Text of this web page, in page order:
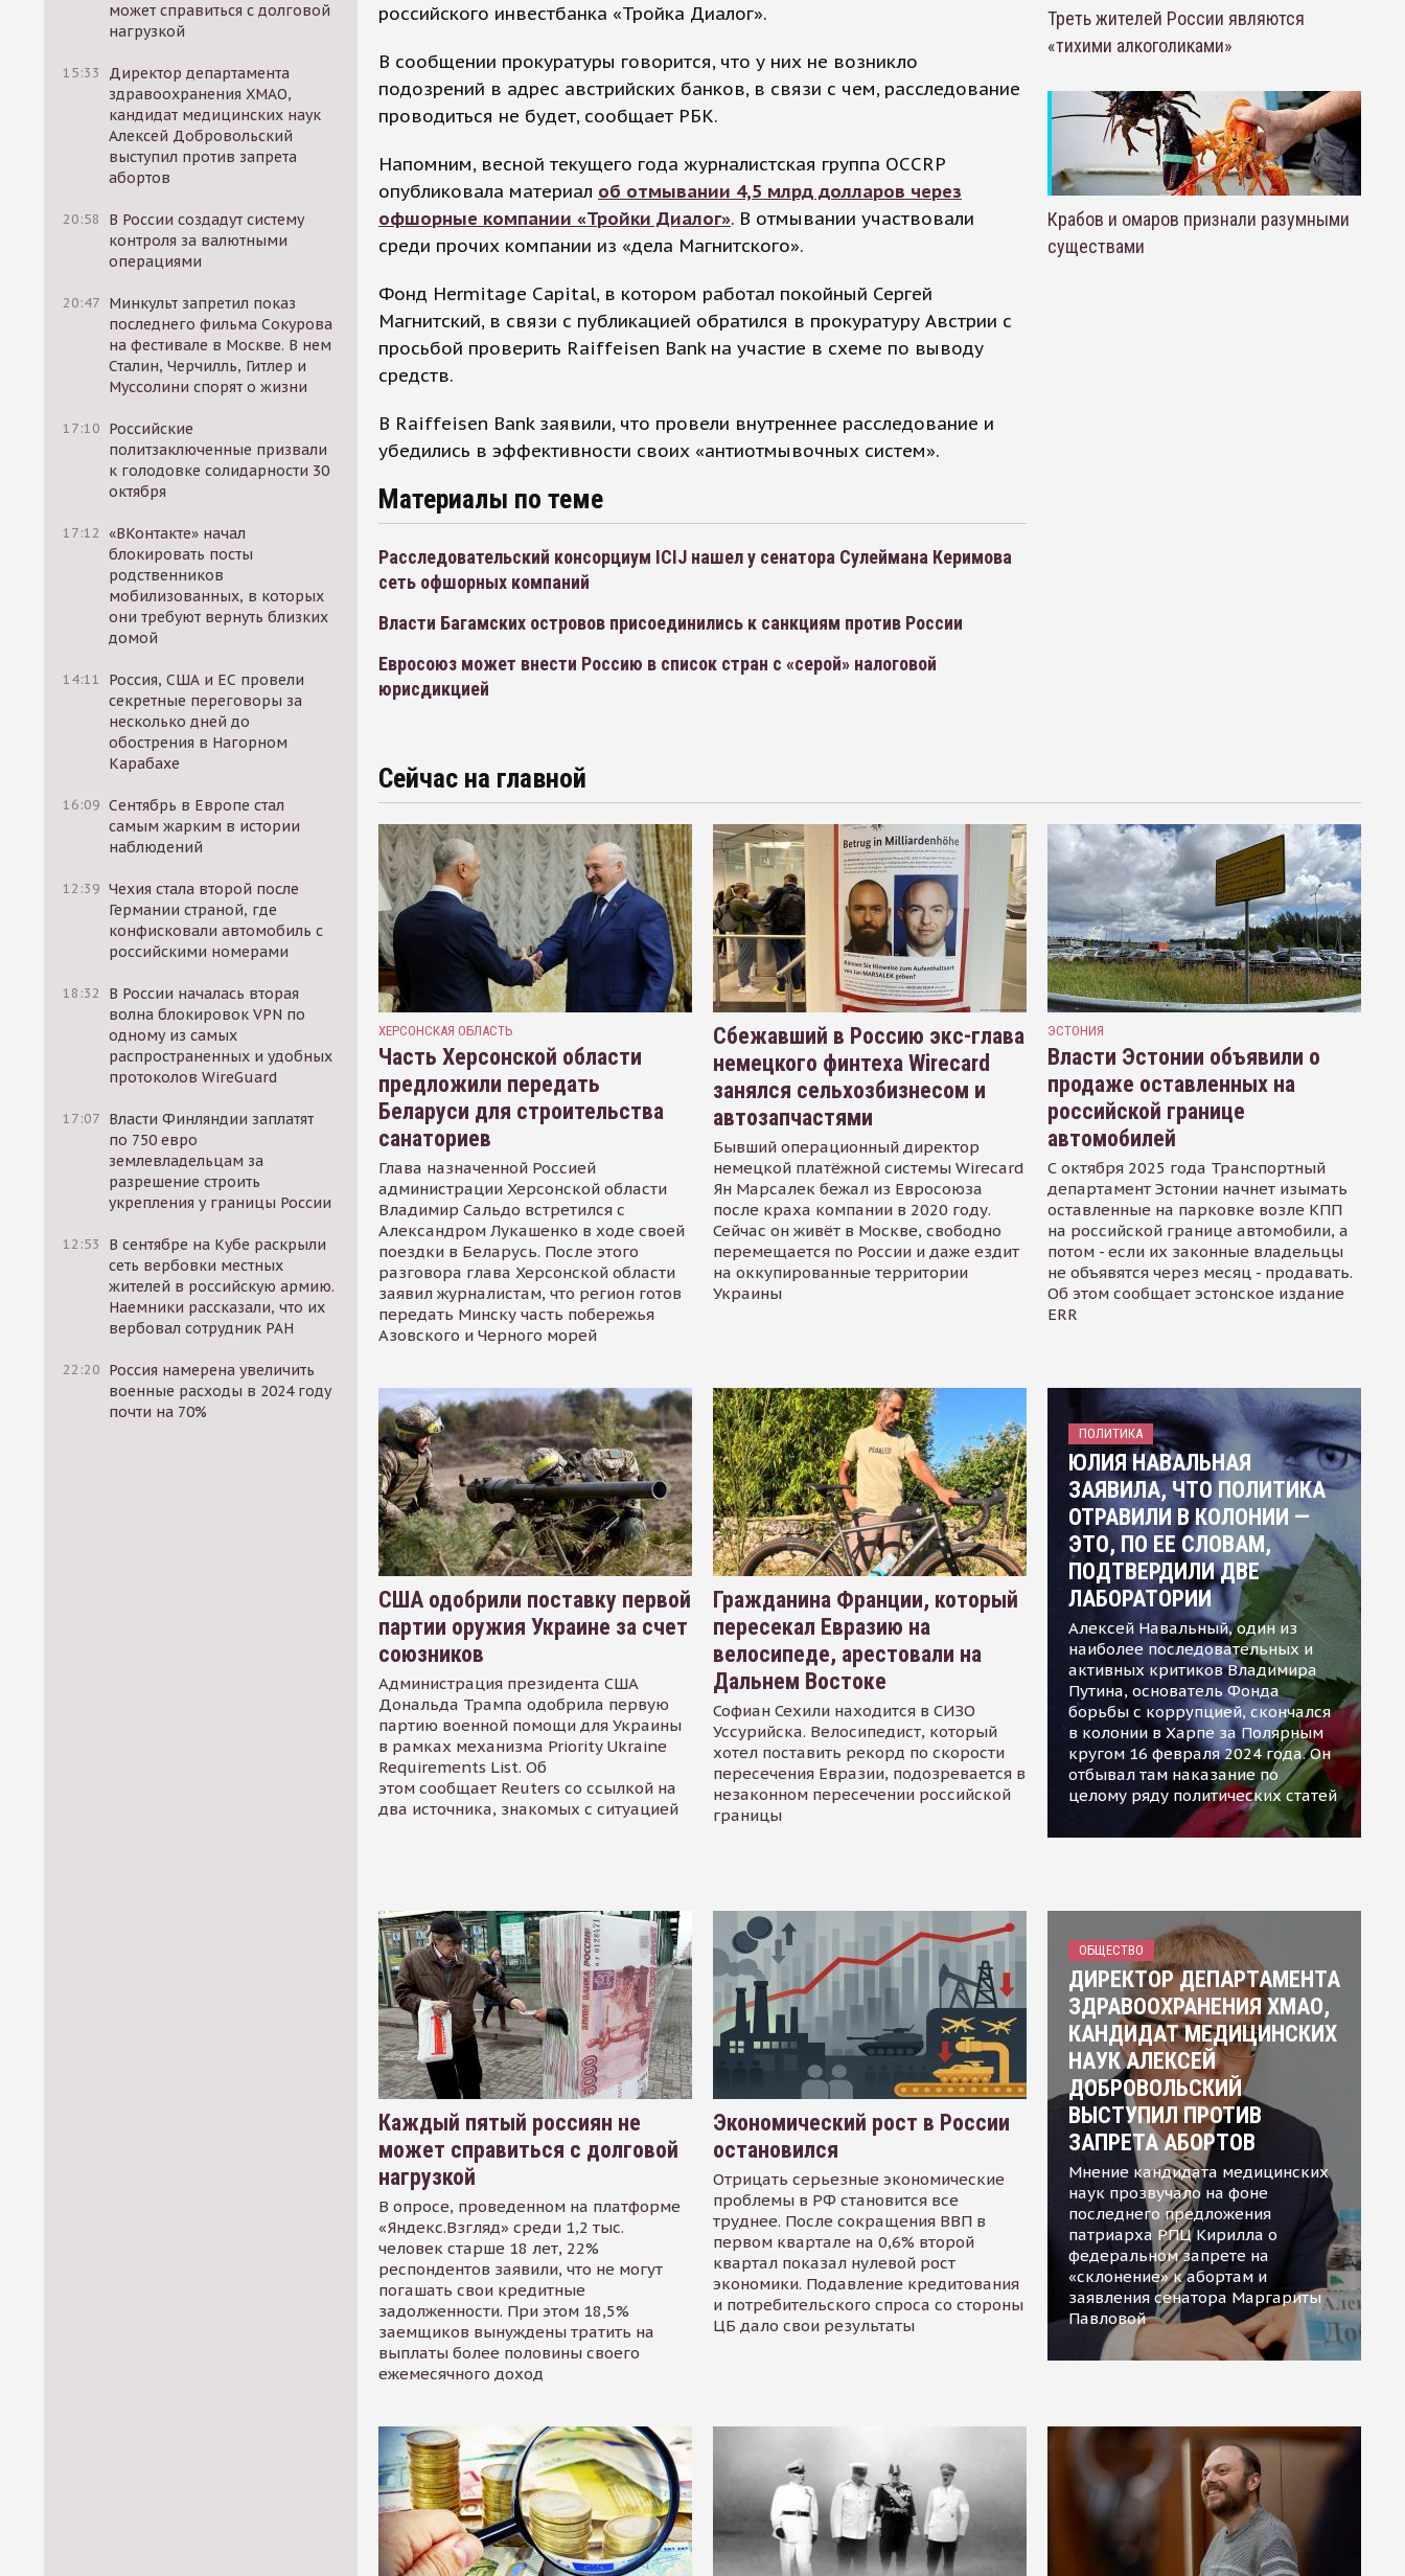
может справиться с долговой
нагрузкой
15:33
Директор департамента
здравоохранения ХМАО,
кандидат медицинских наук
Алексей Добровольский
выступил против запрета
абортов
20:58
В России создадут систему
контроля за валютными
операциями
20:47 Минкульт запретил показ
последнего фильма Сокурова
на фестивале в Москве. В нем
Сталин, Черчилль, Гитлер и
Муссолини спорят о жизни
17:10 Российские
политзаключенные призвали
к голодовке солидарности 30
октября
17:12 «ВКонтакте» начал
блокировать посты
родственников
мобилизованных, в которых
они требуют вернуть близких
домой
14:11
Россия, США и ЕС провели
секретные переговоры за
несколько дней до
обострения в Нагорном
Карабахе
16:09 Сентябрь в Европе стал
самым жарким в истории
наблюдений
12:39 Чехия стала второй после
Германии страной, где
конфисковали автомобиль с
российскими номерами
18:32
В России началась вторая
волна блокировок VPN по
одному из самых
распространенных и удобных
протоколов WireGuard
17:07 Власти Финляндии заплатят
по 750 евро
землевладельцам за
разрешение строить
укрепления у границы России
12:53
В сентябре на Кубе раскрыли
сеть вербовки местных
жителей в российскую армию.
Наемники рассказали, что их
вербовал сотрудник РАН
22:20 Россия намерена увеличить
военные расходы в 2024 году
почти на 70%
российского инвестбанка «Тройка Диалог».
В сообщении прокуратуры говорится, что у них не возникло
подозрений в адрес австрийских банков, в связи с чем, расследование
проводиться не будет, сообщает РБК.
Напомним, весной текущего года журналистская группа OCCRP
опубликовала материал об отмывании 4,5 млрд долларов через
офшорные компании «Тройки Диалог». В отмывании участвовали
среди прочих компании из «дела Магнитского».
Фонд Hermitage Capital, в котором работал покойный Сергей
Магнитский, в связи с публикацией обратился в прокуратуру Австрии с
просьбой проверить Raiffeisen Bank на участие в схеме по выводу
средств.
В Raiffeisen Bank заявили, что провели внутреннее расследование и
убедились в эффективности своих «антиотмывочных систем».
Материалы по теме
Расследовательский консорциум ICIJ нашел у сенатора Сулеймана Керимова
сеть офшорных компаний
Власти Багамских островов присоединились к санкциям против России
Евросоюз может внести Россию в список стран с «серой» налоговой
юрисдикцией
Треть жителей России являются
«тихими алкоголиками»
Крабов и омаров признали разумными
существами
Сейчас на главной
ХЕРСОНСКАЯ ОБЛАСТЬ
Часть Херсонской области
предложили передать
Беларуси для строительства
санаториев
Глава назначенной Россией
администрации Херсонской области
Владимир Сальдо встретился с
Александром Лукашенко в ходе своей
поездки в Беларусь. После этого
разговора глава Херсонской области
заявил журналистам, что регион готов
передать Минску часть побережья
Азовского и Черного морей
Сбежавший в Россию экс-глава
немецкого финтеха Wirecard
занялся сельхозбизнесом и
автозапчастями
Бывший операционный директор
немецкой платёжной системы Wirecard
Ян Марсалек бежал из Евросоюза
после краха компании в 2020 году.
Сейчас он живёт в Москве, свободно
перемещается по России и даже ездит
на оккупированные территории
Украины
ЭСТОНИЯ
Власти Эстонии объявили о
продаже оставленных на
российской границе
автомобилей
С октября 2025 года Транспортный
департамент Эстонии начнет изымать
оставленные на парковке возле КПП
на российской границе автомобили, а
потом - если их законные владельцы
не объявятся через месяц - продавать.
Об этом сообщает эстонское издание
ERR
США одобрили поставку первой
партии оружия Украине за счет
союзников
Администрация президента США
Дональда Трампа одобрила первую
партию военной помощи для Украины
в рамках механизма Priority Ukraine
Requirements List. Об
этом сообщает Reuters со ссылкой на
два источника, знакомых с ситуацией
Гражданина Франции, который
пересекал Евразию на
велосипеде, арестовали на
Дальнем Востоке
Софиан Сехили находится в СИЗО
Уссурийска. Велосипедист, который
хотел поставить рекорд по скорости
пересечения Евразии, подозревается в
незаконном пересечении российской
границы
ПОЛИТИКА
ЮЛИЯ НАВАЛЬНАЯ
ЗАЯВИЛА, ЧТО ПОЛИТИКА
ОТРАВИЛИ В КОЛОНИИ —
ЭТО, ПО ЕЕ СЛОВАМ,
ПОДТВЕРДИЛИ ДВЕ
ЛАБОРАТОРИИ
Алексей Навальный, один из
наиболее последовательных и
активных критиков Владимира
Путина, основатель Фонда
борьбы с коррупцией, скончался
в колонии в Харпе за Полярным
кругом 16 февраля 2024 года. Он
отбывал там наказание по
целому ряду политических статей
Каждый пятый россиян не
может справиться с долговой
нагрузкой
В опросе, проведенном на платформе
«Яндекс.Взгляд» среди 1,2 тыс.
человек старше 18 лет, 22%
респондентов заявили, что не могут
погашать свои кредитные
задолженности. При этом 18,5%
заемщиков вынуждены тратить на
выплаты более половины своего
ежемесячного доход
Экономический рост в России
остановился
Отрицать серьезные экономические
проблемы в РФ становится все
труднее. После сокращения ВВП в
первом квартале на 0,6% второй
квартал показал нулевой рост
экономики. Подавление кредитования
и потребительского спроса со стороны
ЦБ дало свои результаты
ОБЩЕСТВО
ДИРЕКТОР ДЕПАРТАМЕНТА
ЗДРАВООХРАНЕНИЯ ХМАО,
КАНДИДАТ МЕДИЦИНСКИХ
НАУК АЛЕКСЕЙ
ДОБРОВОЛЬСКИЙ
ВЫСТУПИЛ ПРОТИВ
ЗАПРЕТА АБОРТОВ
Мнение кандидата медицинских
наук прозвучало на фоне
последнего предложения
патриарха РПЦ Кирилла о
федеральном запрете на
«склонение» к абортам и
заявления сенатора Маргариты
Павловой